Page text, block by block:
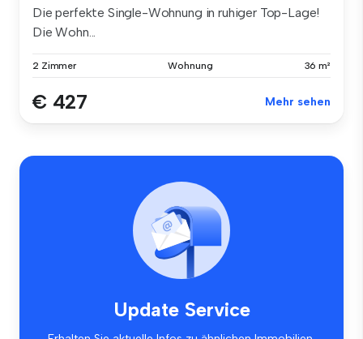
Die perfekte Single-Wohnung in ruhiger Top-Lage!
Die Wohn...
2 Zimmer Wohnung 36 m²
€ 427 Mehr sehen
Update Service